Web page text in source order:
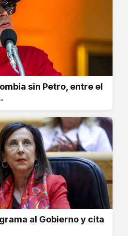
sin Petro, entre el
al Gobierno y cita